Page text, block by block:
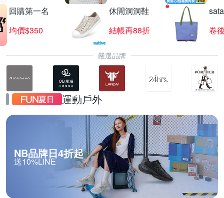
回購第一名
均價$350
休閒洞洞鞋
結帳再88折
卷
嚴選品牌
運動戶外
NB品牌日4折起
送10%LINE